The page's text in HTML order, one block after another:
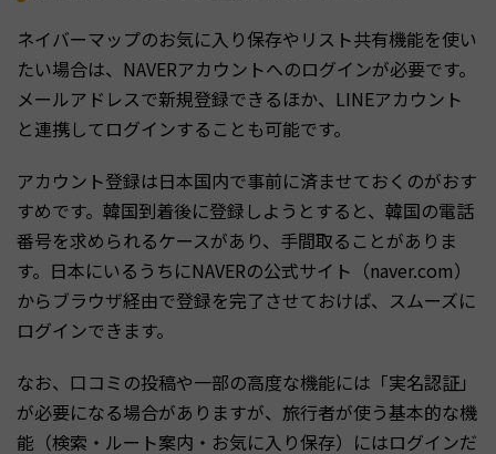
ネイバーマップのお気に入り保存やリスト共有機能を使い
たい場合は、NAVERアカウントへのログインが必要です。
メールアドレスで新規登録できるほか、LINEアカウント
と連携してログインすることも可能です。
アカウント登録は日本国内で事前に済ませておくのがおす
すめです。韓国到着後に登録しようとすると、韓国の電話
番号を求められるケースがあり、手間取ることがありま
す。日本にいるうちにNAVERの公式サイト（naver.com）
からブラウザ経由で登録を完了させておけば、スムーズに
ログインできます。
なお、口コミの投稿や一部の高度な機能には「実名認証」
が必要になる場合がありますが、旅行者が使う基本的な機
能（検索・ルート案内・お気に入り保存）にはログインだ